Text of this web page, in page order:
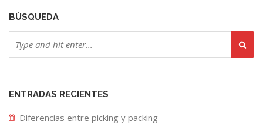
BÚSQUEDA
ENTRADAS RECIENTES
Diferencias entre picking y packing